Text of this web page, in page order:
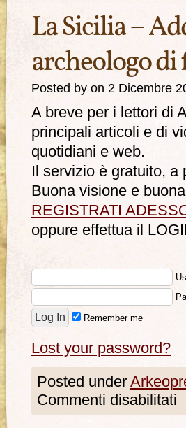
La Sicilia –
archeologo
Posted by on 2 Dicembre
A breve per i lettori di
principali articoli e di
quotidiani e web.
Il servizio è gratuito, a
Buona visione e
REGISTRATI
oppure effettua il
Remember me
Lost your password?
Posted under
Commenti disabilitati